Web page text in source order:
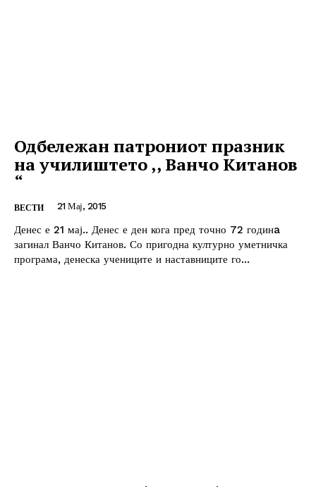
Одбележан патрониот празник
на училиштето ,, Ванчо Китанов
“
ВЕСТИ 21 Мај, 2015
Денес е 21 мај.. Денес е ден кога пред точно 72 годинa
загинал Ванчо Китанов. Со пригодна културно уметничка
програма, денеска учениците и наставниците го...